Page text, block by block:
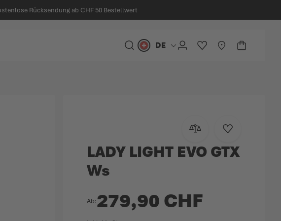
Rücksendung ab CHF 50 Bestellwert
SUCHE
Sprache DE
KONTOMEINESTORELOCATOR
Zur Vergleichsliste
Zur
LADY LIGHT EVO GTX
Ws
Ab 279,90 CHF